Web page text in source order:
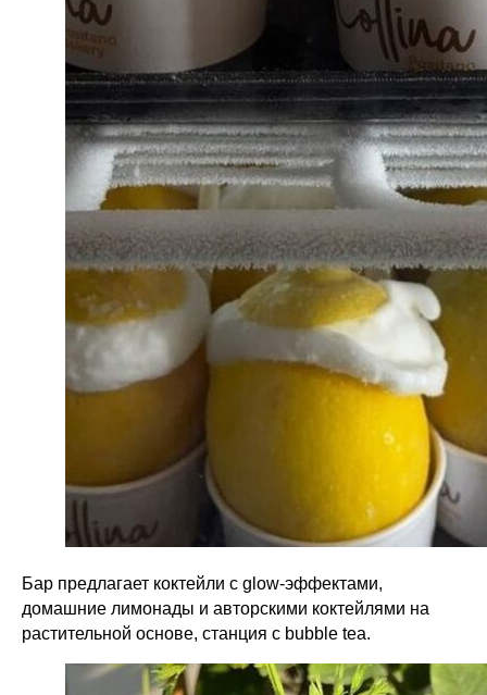
Бар предлагает коктейли с glow-эффектами,
домашние лимонады и авторскими коктейлями на
растительной основе, станция с bubble tea.